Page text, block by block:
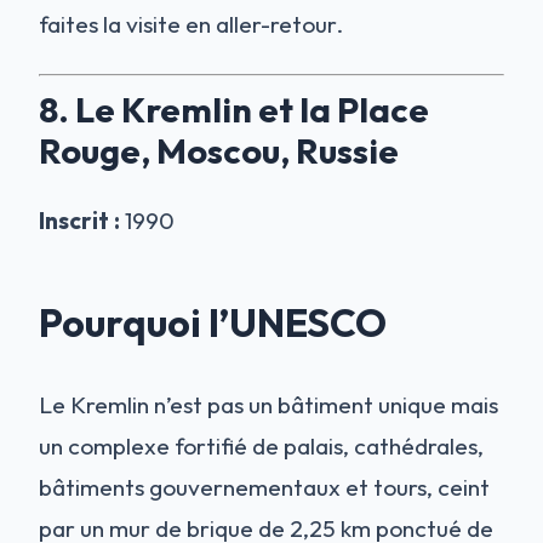
faites la visite en aller-retour.
8. Le Kremlin et la Place
Rouge, Moscou, Russie
Inscrit : 1990
Pourquoi l’UNESCO
Le Kremlin n’est pas un bâtiment unique mais
un complexe fortifié de palais, cathédrales,
bâtiments gouvernementaux et tours, ceint
par un mur de brique de 2,25 km ponctué de